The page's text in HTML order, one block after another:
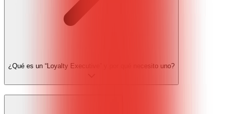
¿Qué es un “Loyalty Executive” y por qué necesito uno?